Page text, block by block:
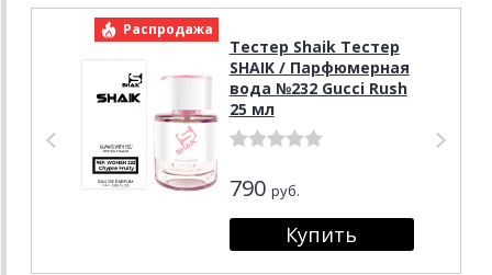
Распродажа
Тестер Shaik Тестер
SHAIK / Парфюмерная
вода №232 Gucci Rush
25 мл
790 руб.